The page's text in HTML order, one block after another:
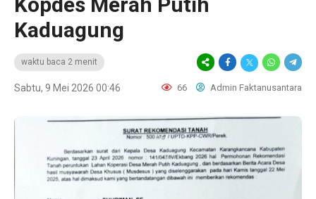
Kaduagung
waktu baca 2 menit
Sabtu, 9 Mei 2026 00:46 66 Admin Faktanusantara